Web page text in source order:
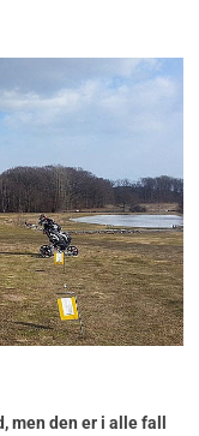
men den er i alle fall